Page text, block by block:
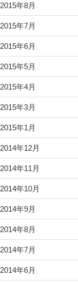
2015年8月
2015年7月
2015年6月
2015年5月
2015年4月
2015年3月
2015年1月
2014年12月
2014年11月
2014年10月
2014年9月
2014年8月
2014年7月
2014年6月